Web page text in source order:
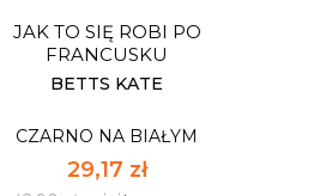
JAK TO SIĘ ROBI PO
FRANCUSKU
BETTS KATE
CZARNO NA BIAŁYM
29,17 zł